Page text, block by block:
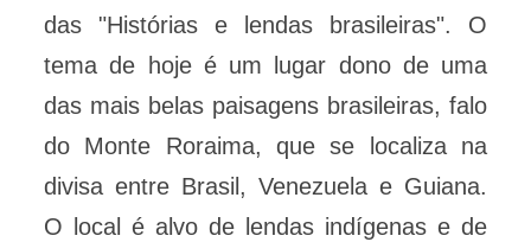
das "Histórias e lendas brasileiras". O
tema de hoje é um lugar dono de uma
das mais belas paisagens brasileiras, falo
do Monte Roraima, que se localiza na
divisa entre Brasil, Venezuela e Guiana.
O local é alvo de lendas indígenas e de